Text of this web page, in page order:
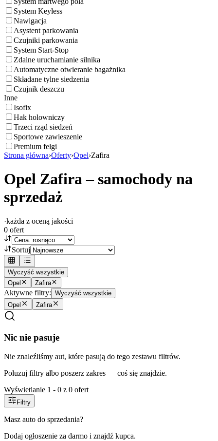
System Keyless
Nawigacja
Asystent parkowania
Czujniki parkowania
System Start-Stop
Zdalne uruchamianie silnika
Automatyczne otwieranie bagażnika
Składane tylne siedzenia
Czujnik deszczu
Inne
Isofix
Hak holowniczy
Trzeci rząd siedzeń
Sportowe zawieszenie
Premium felgi
Strona główna›Oferty›Opel›Zafira
Opel Zafira – samochody na
sprzedaż
·każda z oceną jakości
0 ofert
Sortuj
Wyczyść wszystkie
Opel
Zafira
Aktywne filtry: Wyczyść wszystkie
Opel
Zafira
Nic nie pasuje
Nie znaleźliśmy aut, które pasują do tego zestawu filtrów.
Poluzuj filtry albo poszerz zakres — coś się znajdzie.
Wyświetlanie 1 - 0 z 0 ofert
Filtry
Masz auto do sprzedania?
Dodaj ogłoszenie za darmo i znajdź kupca.